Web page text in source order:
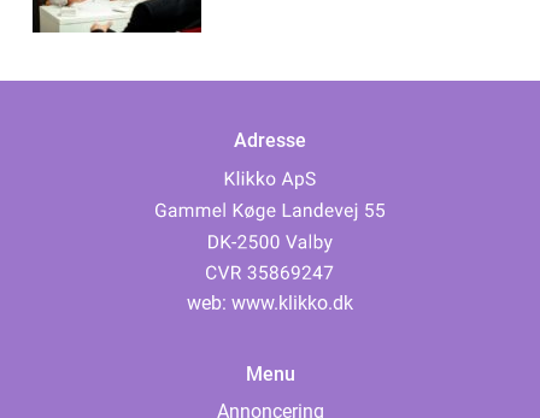
Adresse
web: www.klikko.dk
Menu
Annoncering